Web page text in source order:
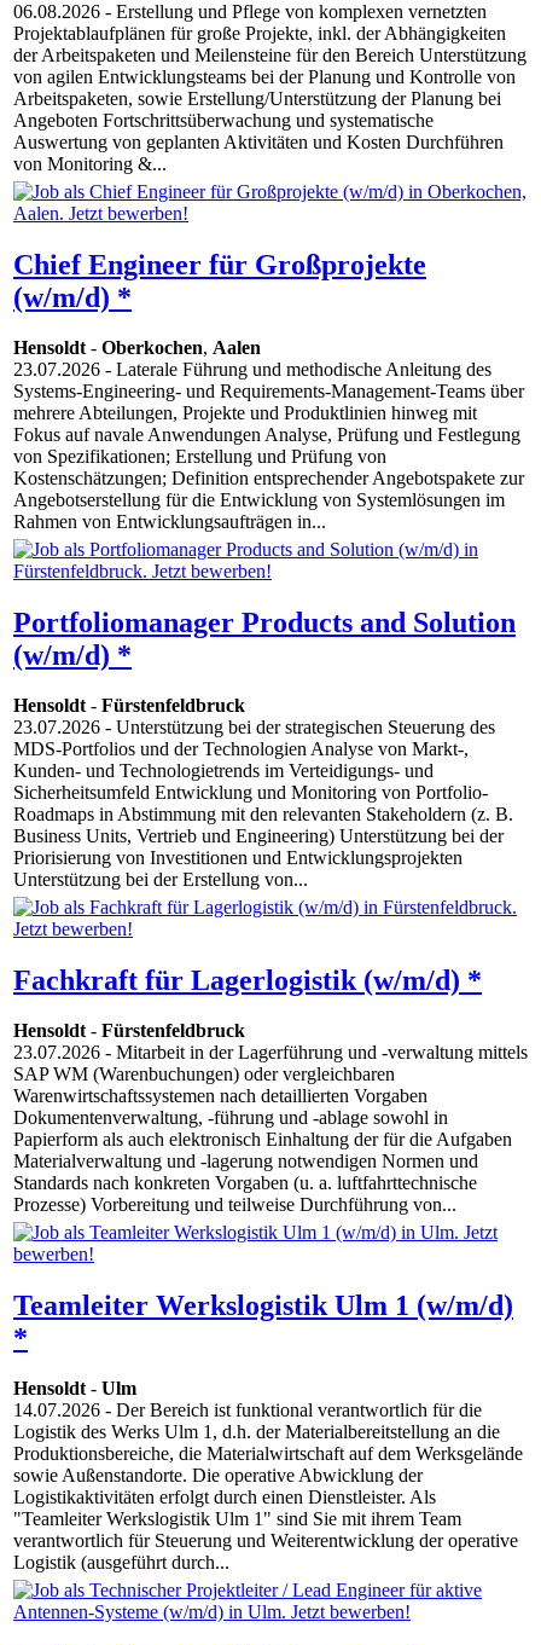
06.08.2026 - Erstellung und Pflege von komplexen vernetzten
Projektablaufplänen für große Projekte, inkl. der Abhängigkeiten
der Arbeitspaketen und Meilensteine für den Bereich Unterstützung
von agilen Entwicklungsteams bei der Planung und Kontrolle von
Arbeitspaketen, sowie Erstellung/Unterstützung der Planung bei
Angeboten Fortschrittsüberwachung und systematische
Auswertung von geplanten Aktivitäten und Kosten Durchführen
von Monitoring &...
Chief Engineer für Großprojekte
(w/m/d) *
Hensoldt- Oberkochen, Aalen
23.07.2026 - Laterale Führung und methodische Anleitung des
Systems-Engineering- und Requirements-Management-Teams über
mehrere Abteilungen, Projekte und Produktlinien hinweg mit
Fokus auf navale Anwendungen Analyse, Prüfung und Festlegung
von Spezifikationen; Erstellung und Prüfung von
Kostenschätzungen; Definition entsprechender Angebotspakete zur
Angebotserstellung für die Entwicklung von Systemlösungen im
Rahmen von Entwicklungsaufträgen in...
Portfoliomanager Products and Solution
(w/m/d) *
Hensoldt- Fürstenfeldbruck
23.07.2026 - Unterstützung bei der strategischen Steuerung des
MDS-Portfolios und der Technologien Analyse von Markt-,
Kunden- und Technologietrends im Verteidigungs- und
Sicherheitsumfeld Entwicklung und Monitoring von Portfolio-
Roadmaps in Abstimmung mit den relevanten Stakeholdern (z. B.
Business Units, Vertrieb und Engineering) Unterstützung bei der
Priorisierung von Investitionen und Entwicklungsprojekten
Unterstützung bei der Erstellung von...
Fachkraft für Lagerlogistik (w/m/d) *
Hensoldt- Fürstenfeldbruck
23.07.2026 - Mitarbeit in der Lagerführung und -verwaltung mittels
SAP WM (Warenbuchungen) oder vergleichbaren
Warenwirtschaftssystemen nach detaillierten Vorgaben
Dokumentenverwaltung, -führung und -ablage sowohl in
Papierform als auch elektronisch Einhaltung der für die Aufgaben
Materialverwaltung und -lagerung notwendigen Normen und
Standards nach konkreten Vorgaben (u. a. luftfahrttechnische
Prozesse) Vorbereitung und teilweise Durchführung von...
Teamleiter Werkslogistik Ulm 1 (w/m/d)
*
Hensoldt- Ulm
14.07.2026 - Der Bereich ist funktional verantwortlich für die
Logistik des Werks Ulm 1, d.h. der Materialbereitstellung an die
Produktionsbereiche, die Materialwirtschaft auf dem Werksgelände
sowie Außenstandorte. Die operative Abwicklung der
Logistikaktivitäten erfolgt durch einen Dienstleister. Als
"Teamleiter Werkslogistik Ulm 1" sind Sie mit ihrem Team
verantwortlich für Steuerung und Weiterentwicklung der operative
Logistik (ausgeführt durch...